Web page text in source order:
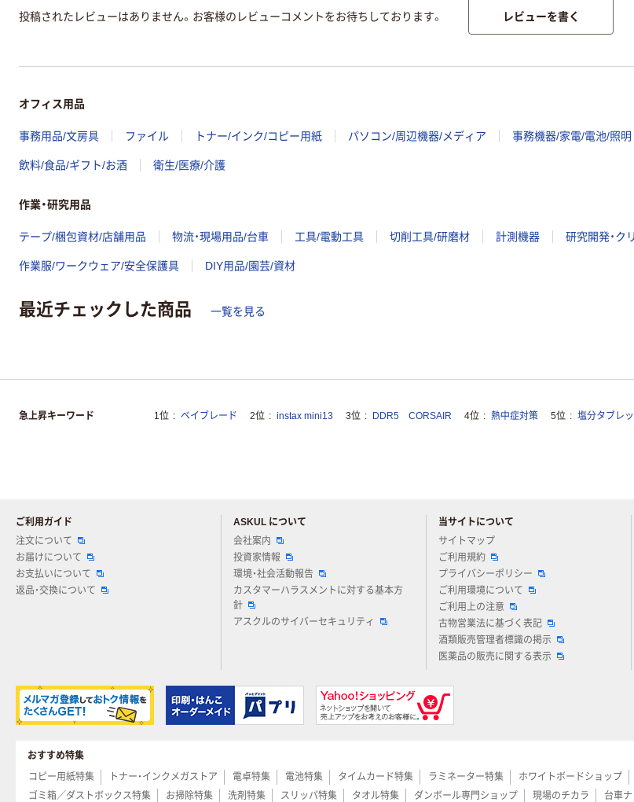
投稿されたレビューはありません。お客様のレビューコメントをお待ちしております。 レビューを書く
オフィス用品
事務用品/文房具 ファイル トナー/インク/コピー用紙 パソコン/周辺機器/メディア 事務機器/家電/電池/照明
飲料/食品/ギフト/お酒 衛生/医療/介護
作業・研究用品
テープ/梱包資材/店舗用品 物流・現場用品/台車 工具/電動工具 切削工具/研磨材 計測機器 研究開発・ク
作業服/ワークウェア/安全保護具 DIY用品/園芸/資材
最近チェックした商品 一覧を見る
急上昇キーワード 1位 ベイブレード 2位 instax mini13 3位 DDR5 CORSAIR 4位 熱中症対策 5位 塩分タブレ
ご利用ガイド
注文について
お届けについて
お支払いについて
返品・交換について
ASKUL について
会社案内
投資家情報
環境・社会活動報告
カスタマーハラスメントに対する基本方
針
アスクルのサイバーセキュリティ
当サイトについて
サイトマップ
ご利用規約
プライバシーポリシー
ご利用環境について
ご利用上の注意
古物営業法に基づく表記
酒類販売管理者標識の掲示
医薬品の販売に関する表示
おすすめ特集
コピー用紙特集
トナー・インクメガストア 電卓特集 電池特集 タイムカード特集 ラミネーター特集 ホワイトボードショップ
ゴミ箱／ダストボックス特集
お掃除特集 洗剤特集 スリッパ特集 タオル特集 ダンボール専門ショップ 現場のチカラ 台車ナ